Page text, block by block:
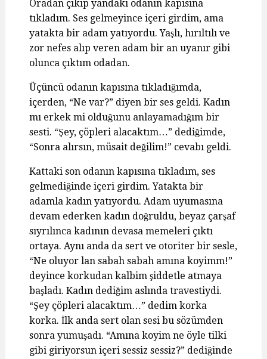
Oradan çıkıp yandaki odanın kapısına
tıkladım. Ses gelmeyince içeri girdim, ama
yatakta bir adam yatıyordu. Yaşlı, hırıltılı ve
zor nefes alıp veren adam bir an uyanır gibi
olunca çıktım odadan.
Üçüncü odanın kapısına tıkladığımda,
içerden, “Ne var?” diyen bir ses geldi. Kadın
mı erkek mi olduğunu anlayamadığım bir
sesti. “Şey, çöpleri alacaktım…” dediğimde,
“Sonra alırsın, müsait değilim!” cevabı geldi.
Kattaki son odanın kapısına tıkladım, ses
gelmediğinde içeri girdim. Yatakta bir
adamla kadın yatıyordu. Adam uyumasına
devam ederken kadın doğruldu, beyaz çarşaf
sıyrılınca kadının devasa memeleri çıktı
ortaya. Aynı anda da sert ve otoriter bir sesle,
“Ne oluyor lan sabah sabah amına koyimm!”
deyince korkudan kalbim şiddetle atmaya
başladı. Kadın dediğim aslında travestiydi.
“Şey çöpleri alacaktım…” dedim korka
korka. İlk anda sert olan sesi bu sözümden
sonra yumuşadı. “Amına koyim ne öyle tilki
gibi giriyorsun içeri sessiz sessiz?” dediğinde